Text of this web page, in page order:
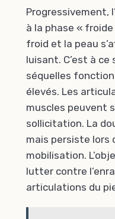
Progressivement,
à la phase «
froid et la peau
luisant. C’est à
séquelles
élevés. Les
muscles peuvent
sollicitation. La
mais persiste
mobilisation.
lutter contre
articulations du